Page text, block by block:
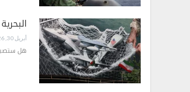
أبريل 30, 2026
هل ستصبح